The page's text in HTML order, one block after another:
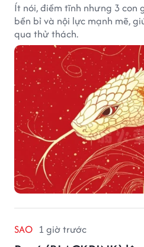
Ít nói, điềm tĩnh nhưng 3 con
bền bỉ và nội lực mạnh mẽ,
qua thử thách.
SAO 1 giờ trước